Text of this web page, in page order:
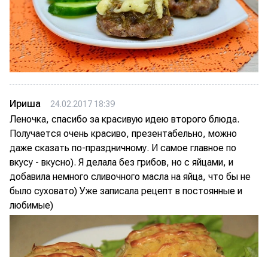
Ириша 24.02.2017 18:39
Леночка, спасибо за красивую идею второго блюда.
Получается очень красиво, презентабельно, можно
даже сказать по-праздничному. И самое главное по
вкусу - вкусно). Я делала без грибов, но с яйцами, и
добавила немного сливочного масла на яйца, что бы не
было суховато) Уже записала рецепт в постоянные и
любимые)